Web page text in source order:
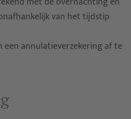
van het tijdstip
een annulatieverzekering af te